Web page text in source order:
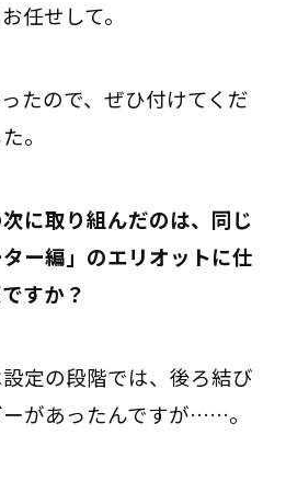
任せして。
たので、ぜひ付けてくだ
。
次に取り組んだのは、同じ
ター編」のエリオットに仕
すか？
定の段階では、後ろ結び
があったんですが……。